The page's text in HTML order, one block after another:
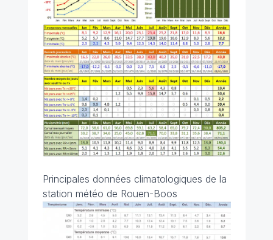
Principales données climatologiques de la
station météo de Rouen-Boos